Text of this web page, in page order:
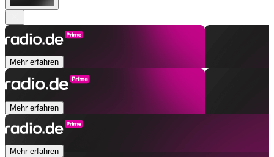
Mehr erfahren
Mehr erfahren
Mehr erfahren